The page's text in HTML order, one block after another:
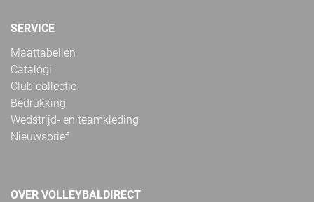
SERVICE
Maattabellen
Catalogi
Club collectie
Bedrukking
Wedstrijd- en teamkleding
Nieuwsbrief
OVER VOLLEYBALDIRECT